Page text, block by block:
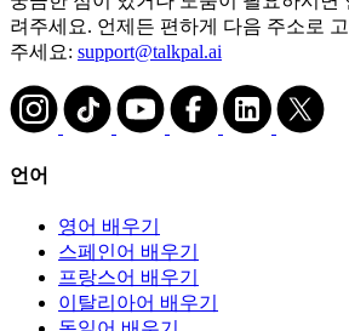
려주세요. 언제든 편하게 다음 주소로
주세요: support@talkpal.ai
언어
영어 배우기
스페인어 배우기
프랑스어 배우기
이탈리아어 배우기